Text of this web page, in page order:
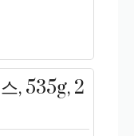
, 535g, 2